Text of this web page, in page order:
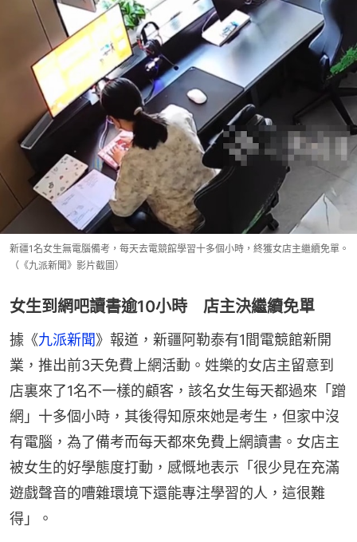
新疆1名女生無電腦備考，每天去電競館學習十多個小時，終獲女店主繼續免單。
（《九派新聞》影片截圖）
女生到網吧讀書逾10小時 店主決繼續免單
據《九派新聞》報道，新疆阿勒泰有1間電競館新開
業，推出前3天免費上網活動。姓樂的女店主留意到
店裏來了1名不一樣的顧客，該名女生每天都過來「蹭
網」十多個小時，其後得知原來她是考生，但家中沒
有電腦，為了備考而每天都來免費上網讀書。女店主
被女生的好學態度打動，感慨地表示「很少見在充滿
遊戲聲音的嘈雜環境下還能專注學習的人，這很難
得」。